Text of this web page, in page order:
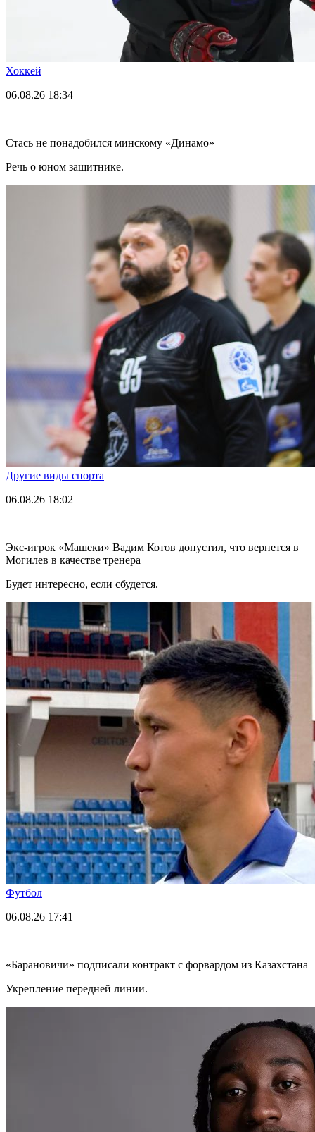
Хоккей
06.08.26 18:34
Стась не понадобился минскому «Динамо»
Речь о юном защитнике.
Другие виды спорта
06.08.26 18:02
Экс-игрок «Машеки» Вадим Котов допустил, что вернется в
Могилев в качестве тренера
Будет интересно, если сбудется.
Футбол
06.08.26 17:41
«Барановичи» подписали контракт с форвардом из Казахстана
Укрепление передней линии.